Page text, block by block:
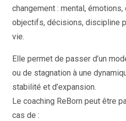
changement : mental,
objectifs, décisions, discipline
vie.
Elle permet de passer d’un
ou de stagnation à une
stabilité et d’expansion.
Le coaching ReBorn peut être
cas de :